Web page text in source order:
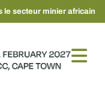
secteur minier africain